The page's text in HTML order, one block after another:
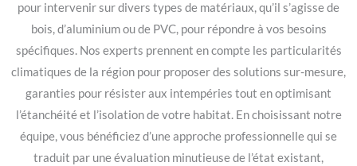
pour intervenir sur divers types de matériaux, qu’il s’agisse de
bois, d’aluminium ou de PVC, pour répondre à vos besoins
spécifiques. Nos experts prennent en compte les particularités
climatiques de la région pour proposer des solutions sur-mesure,
garanties pour résister aux intempéries tout en optimisant
l’étanchéité et l’isolation de votre habitat. En choisissant notre
équipe, vous bénéficiez d’une approche professionnelle qui se
traduit par une évaluation minutieuse de l’état existant,